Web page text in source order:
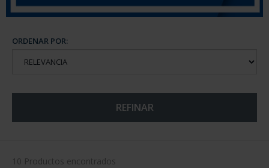
ORDENAR POR:
REFINAR
10 Productos encontrados